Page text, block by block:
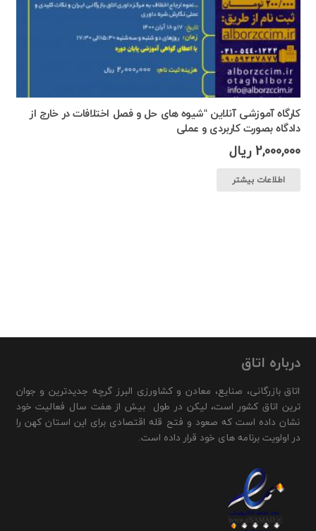
کارگاه آموزشی آنلاین “شیوه های حل و فصل اختلافات در خارج از
دادگاه بصورت کاربردی و عملی
2,000,000 ریال
اطلاعات بیشتر
درباره اتاق
اتاق بازرگانی، صنایع، معادن و کشاورزی البرز گرچه جدیدترین و جوان
ترین اتاق کشور است، لیکن در طول بیش از هفت سال فعالیت خود
نشان داده است که صعود و فتح قله اقتصادی برای این استان کهن را
در اولویت برنامه های خود قرار داده است.